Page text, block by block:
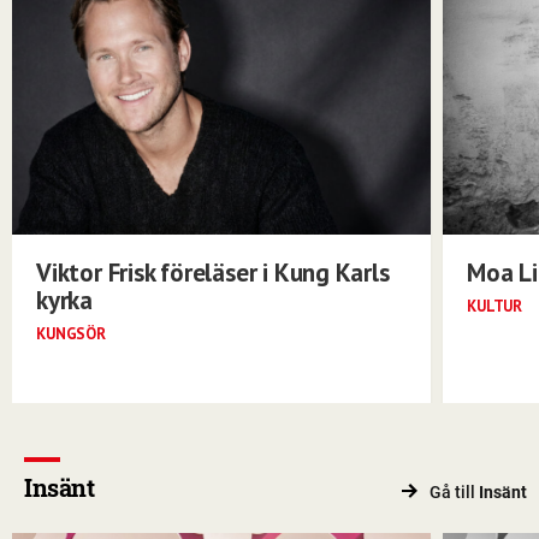
Viktor Frisk föreläser i Kung Karls
kyrka
KUNGSÖR
Moa
KULTUR
Insänt Gå till Insänt